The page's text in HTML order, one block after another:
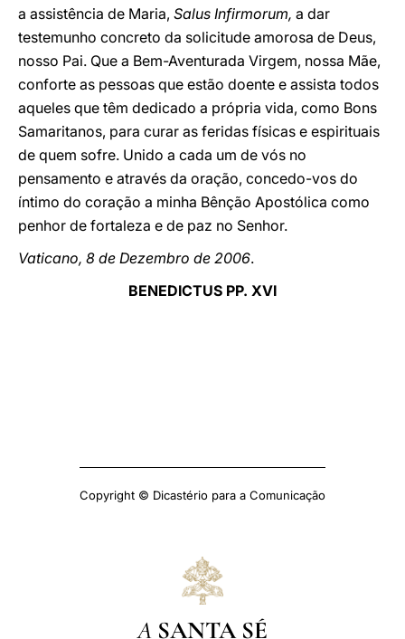
a assistência de Maria, Salus Infirmorum, a dar
testemunho concreto da solicitude amorosa de Deus,
nosso Pai. Que a Bem-Aventurada Virgem, nossa Mãe,
conforte as pessoas que estão doente e assista todos
aqueles que têm dedicado a própria vida, como Bons
Samaritanos, para curar as feridas físicas e espirituais
de quem sofre. Unido a cada um de vós no
pensamento e através da oração, concedo-vos do
íntimo do coração a minha Bênção Apostólica como
penhor de fortaleza e de paz no Senhor.
Vaticano, 8 de Dezembro de 2006.
BENEDICTUS PP. XVI
Copyright © Dicastério para a Comunicação
A SANTA SÉ